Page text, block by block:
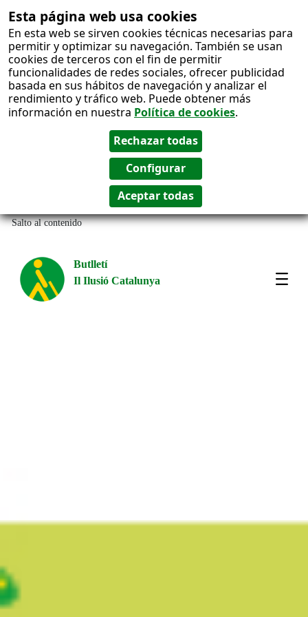
Esta página web usa cookies
En esta web se sirven cookies técnicas necesarias para
permitir y optimizar su navegación. También se usan
cookies de terceros con el fin de permitir
funcionalidades de redes sociales, ofrecer publicidad
basada en sus hábitos de navegación y analizar el
rendimiento y tráfico web. Puede obtener más
información en nuestra Política de cookies.
Salto al contenido
Butlletí
Il Ilusió Catalunya